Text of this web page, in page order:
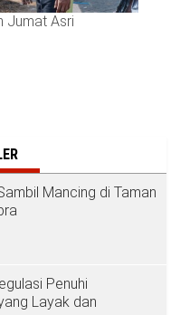
Jumat Asri
Mancing di Taman
Penuhi
Layak dan